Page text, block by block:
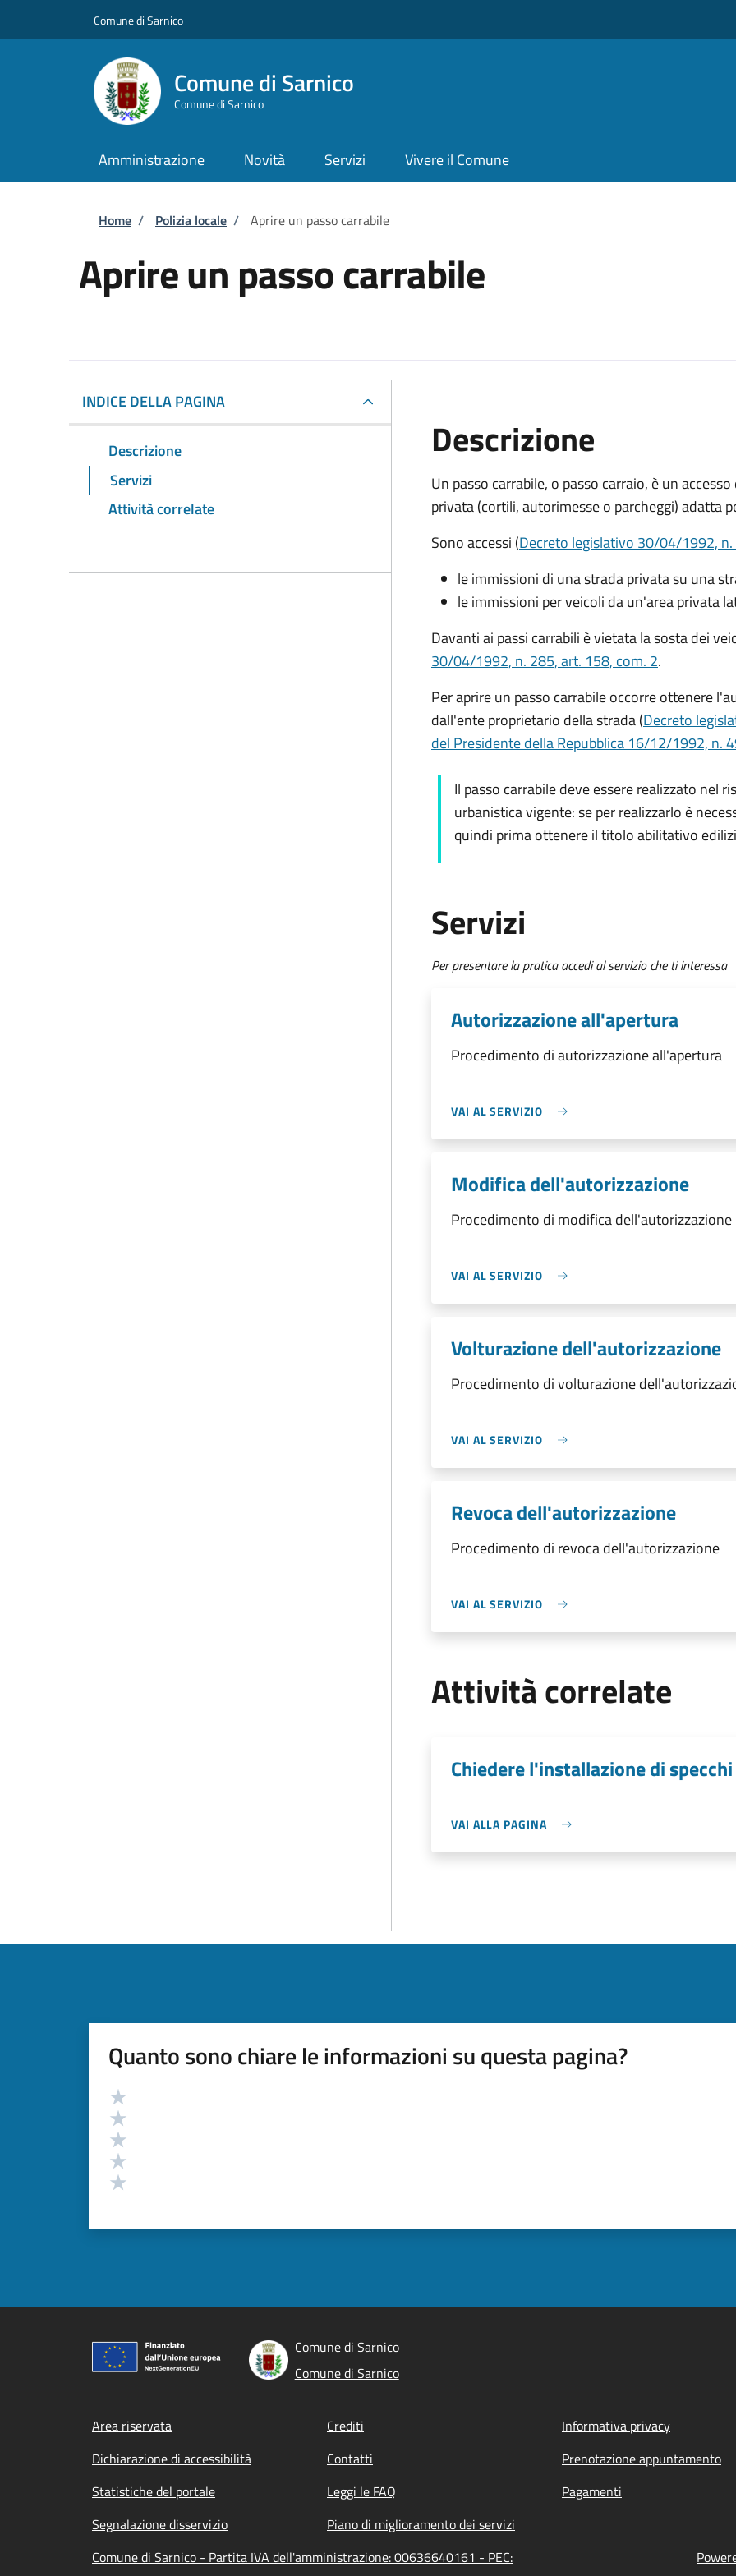
Comune di Sarnico
Comune di Sarnico
Comune di Sarnico
Amministrazione Novità Servizi Vivere il Comune
Briciole di pane
Home / Polizia locale / Aprire un passo carrabile
Aprire un passo carrabile
INDICE DELLA PAGINA
Descrizione
Servizi
Attività correlate
Descrizione
Un passo carrabile, o passo carraio, è un
privata (cortili, autorimesse o parcheggi) adatta
Sono accessi (Decreto legislativo 30/04/1992,
le immissioni di una strada privata su una
le immissioni per veicoli da un'area privata
Davanti ai passi carrabili è vietata la sosta dei
30/04/1992, n. 285, art. 158, com. 2.
Per aprire un passo carrabile occorre ottenere
dall'ente proprietario della strada (Decreto
del Presidente della Repubblica 16/12/1992, n.
Il passo carrabile deve essere realizzato nel
urbanistica vigente: se per realizzarlo è
quindi prima ottenere il titolo abilitativo
Servizi
Per presentare la pratica accedi al servizio che ti interessa
Autorizzazione all'apertura
Procedimento di autorizzazione all'apertura
VAI AL SERVIZIO
Modifica dell'autorizzazione
Procedimento di modifica dell'autorizzazione
VAI AL SERVIZIO
Volturazione dell'autorizzazione
Procedimento di volturazione
VAI AL SERVIZIO
Revoca dell'autorizzazione
Procedimento di revoca dell'autorizzazione
VAI AL SERVIZIO
Attività correlate
Chiedere l'installazione di
VAI ALLA PAGINA
Quanto sono chiare le informazioni su questa pagina?
Valutazione
Comune di Sarnico
Comune di Sarnico
Footer menu
Area riservata Crediti
Informativa privacy
Dichiarazione di accessibilità
Contatti
Prenotazione appuntamento
Statistiche del portale
Leggi le FAQ
Pagamenti
Segnalazione disservizio
Piano di miglioramento dei servizi
Comune di Sarnico - Partita IVA dell'amministrazione: 00636640161 - PEC: